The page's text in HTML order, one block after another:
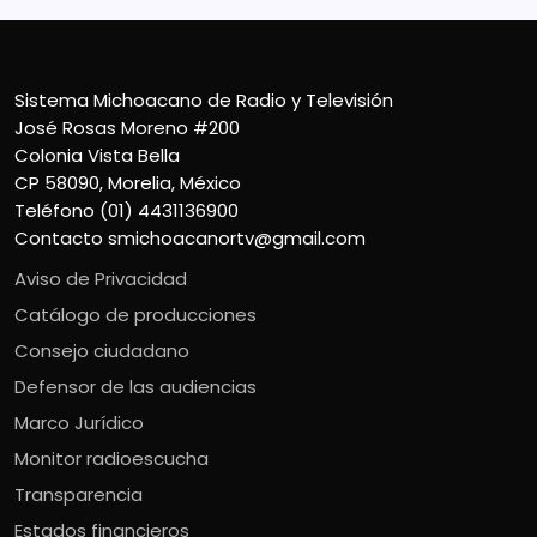
Sistema Michoacano de Radio y Televisión
José Rosas Moreno #200
Colonia Vista Bella
CP 58090, Morelia, México
Teléfono (01) 4431136900
Contacto smichoacanortv@gmail.com
Aviso de Privacidad
Catálogo de producciones
Consejo ciudadano
Defensor de las audiencias
Marco Jurídico
Monitor radioescucha
Transparencia
Estados financieros